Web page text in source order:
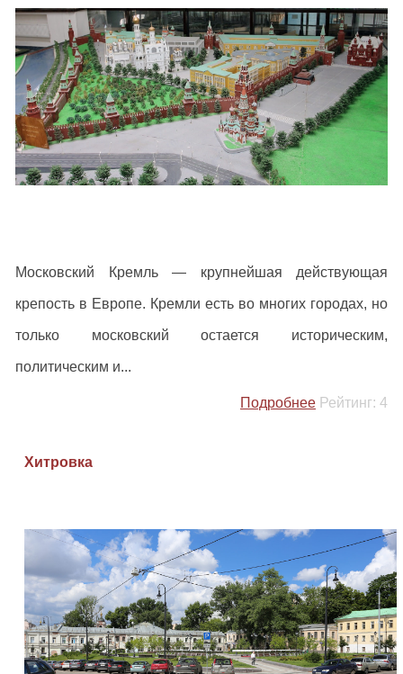
Московский Кремль — крупнейшая действующая
крепость в Европе. Кремли есть во многих городах, но
только московский остается историческим,
политическим и...
Подробнее Рейтинг: 4
Хитровка